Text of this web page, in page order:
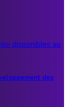
des